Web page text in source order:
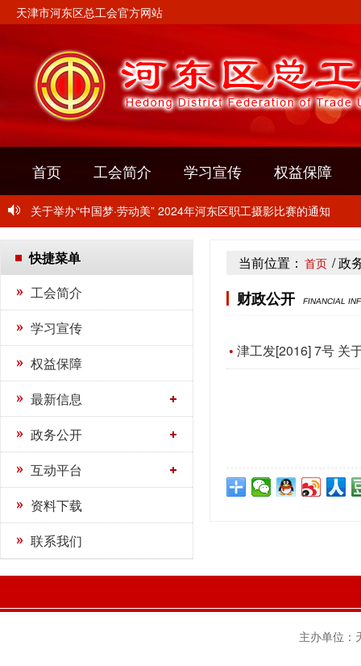
天津市河东区总工会官方网站
首页 工会简介 学习宣传 权益保障
关于转发《关于开展2024年“玫瑰书香”女职工主题阅读活动的通
关于举办“中国梦·劳动美” 2024年河东区职工摄影比赛的通知
关于转发《关于开展2024年“玫瑰书香”女职工主题阅读活动的通
关于举办“中国梦·劳动美” 2024年河东区职工摄影比赛的通知
关于开展2024年“千人千企”职工培训活动的通知
快捷菜单
工会简介
学习宣传
权益保障
最新信息
政务公开
互动平台
资料下载
联系我们
当前位置： 首页 / 政
财政公开 FINANCIAL
津工发[2016] 7号 关
主办单位：